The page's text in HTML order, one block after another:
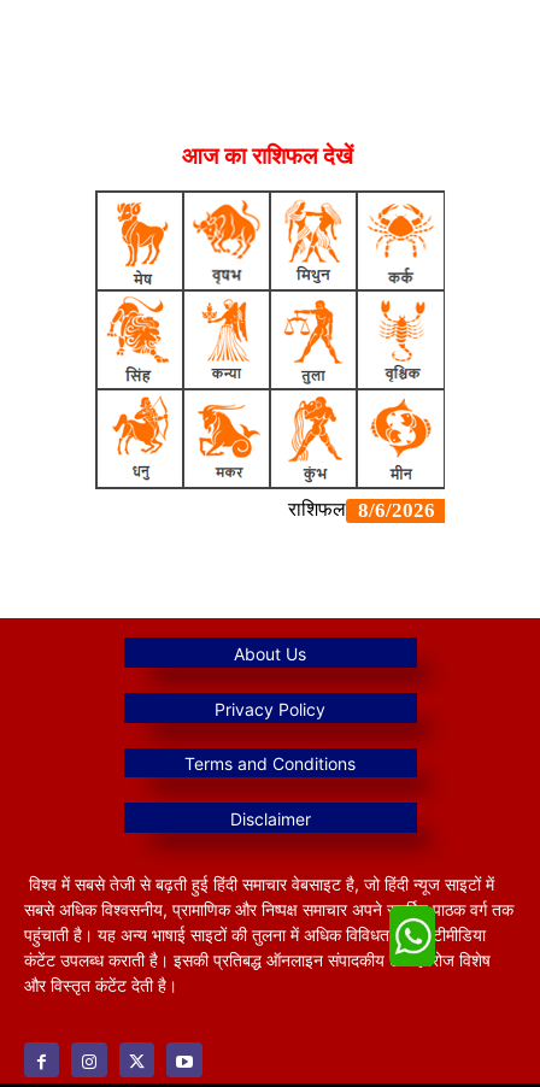
आज का राशिफल देखें
विश्व में सबसे तेजी से बढ़ती हुई हिंदी समाचार वेबसाइट है, जो हिंदी न्यूज साइटों में
सबसे अधिक विश्वसनीय, प्रामाणिक और निष्पक्ष समाचार अपने समर्पित पाठक वर्ग तक
पहुंचाती है। यह अन्य भाषाई साइटों की तुलना में अधिक विविधतापूर्ण मल्टीमीडिया
कंटेंट उपलब्ध कराती है। इसकी प्रतिबद्ध ऑनलाइन संपादकीय टीम हररोज विशेष
और विस्तृत कंटेंट देती है।